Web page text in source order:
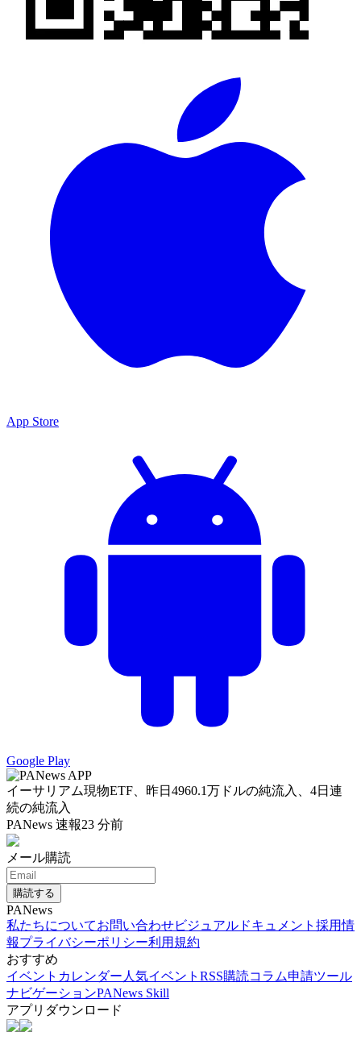
App Store
Google Play
イーサリアム現物ETF、昨日4960.1万ドルの純流入、4日連
続の純流入
PANews 速報23 分前
メール購読
購読する
PANews
私たちについてお問い合わせビジュアルドキュメント 採用情
報プライバシーポリシー利用規約
おすすめ
イベントカレンダー 人気イベント RSS購読コラム申請ツール
ナビゲーションPANews Skill
アプリダウンロード